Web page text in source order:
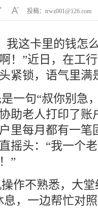
投稿：trwz001@126.com
我这卡里的钱怎
！”近日，在工
紧锁，语气里满
一句“叔你别急
助老人打印了账
里每月都有一笔
摇头：“我一个
”
作不熟悉，大
，一边帮忙对